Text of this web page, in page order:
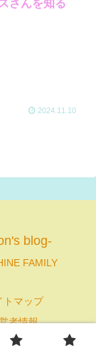
さんを知る
2024.11.10
blog-
FAMILY
トマップ
者情報